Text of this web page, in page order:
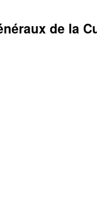
de la